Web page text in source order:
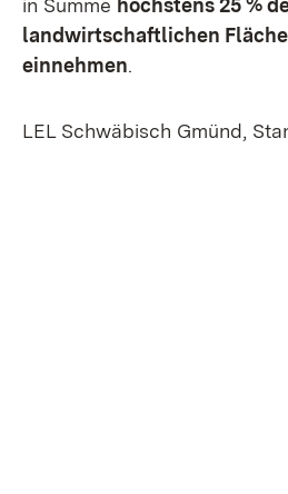
in Summe höchstens 25 %
landwirtschaftlichen
einnehmen.
LEL Schwäbisch Gmünd,